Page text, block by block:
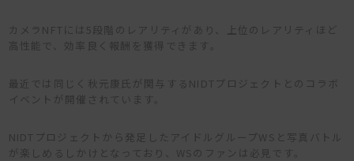
カメラNFTには5段階のレアリティがあり、上位のレアリティほど
高性能で、効率良く報酬を獲得できます。
最近では同じく秋元康氏が関与するNIDTプロジェクトとのコラボ
イベントが開催されています。
NIDTプロジェクトから発足したアイドルグループWSと写真バトル
が楽しめるしかけとなっており、WSのファンは必見です。